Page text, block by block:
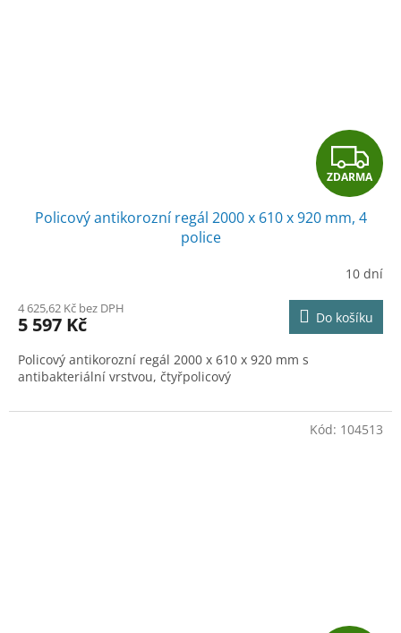
Z
D
R
M
A
ZDARMA
Policový antikorozní regál 2000 x 610 x 920 mm, 4
police
10 dní
4 625,62 Kč bez DPH
5 597 Kč Do košíku
Policový antikorozní regál 2000 x 610 x 920 mm s
antibakteriální vrstvou, čtyřpolicový
Kód: 104513